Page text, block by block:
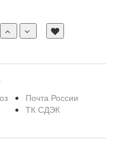
Почта России
ТК СДЭК